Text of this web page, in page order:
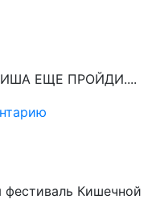
ЕЩЕ ПРОЙДИ....
фестиваль Кишечной